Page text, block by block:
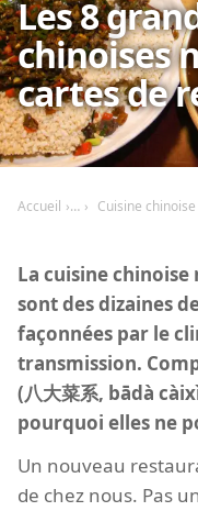
Les 8
chinoises
cartes de
Accueil Cuisine chinoise
La cuisine chinoise
sont des dizaines
façonnées par le
transmission.
(八大菜系, bādà
pourquoi elles ne
Un nouveau
de chez nous. Pas